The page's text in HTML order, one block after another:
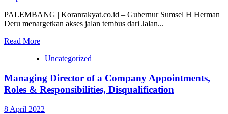
PALEMBANG | Koranrakyat.co.id – Gubernur Sumsel H Herman
Deru menargetkan akses jalan tembus dari Jalan...
Read More
Uncategorized
Managing Director of a Company Appointments,
Roles & Responsibilities, Disqualification
8 April 2022